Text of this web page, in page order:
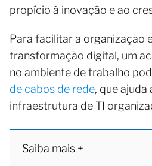
propício à inovação e ao
Para facilitar a organização
transformação digital, um
no ambiente de trabalho
de cabos de rede, que ajuda
infraestrutura de TI
Saiba mais +